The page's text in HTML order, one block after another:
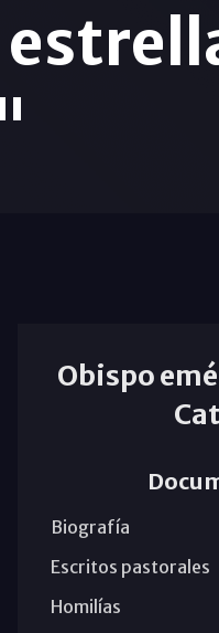
Obispo
Biografía
Escritos pastorales
Homilías